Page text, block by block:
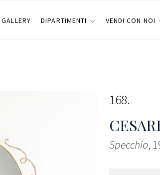
GALLERY DIPARTIMENTI VENDI CON NOI
168
Specchio,